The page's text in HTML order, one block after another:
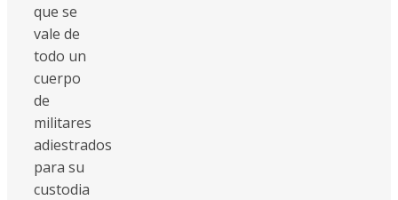
que se
vale de
todo un
cuerpo
de
militares
adiestrados
para su
custodia